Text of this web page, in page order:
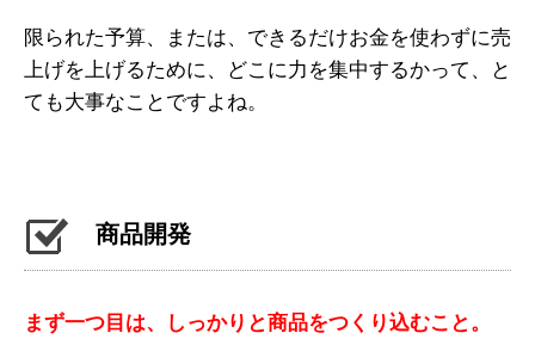
限られた予算、または、できるだけお金を使わずに売
上げを上げるために、どこに力を集中するかって、と
ても大事なことですよね。
商品開発
まず一つ目は、しっかりと商品をつくり込むこと。